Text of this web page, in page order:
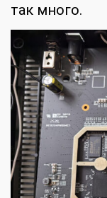
так много.